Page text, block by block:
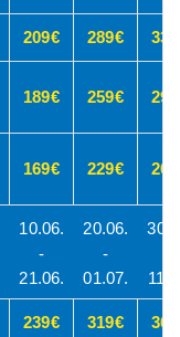
209€ 289€
189€ 259€
169€ 229€
10.06.
-
21.06.
20.06.
-
01.07.
239€ 319€